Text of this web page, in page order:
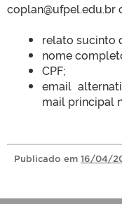
coplan@ufpel.edu.br
relato sucinto
nome
CPF;
email
mail principal
Publicado em 16/04/